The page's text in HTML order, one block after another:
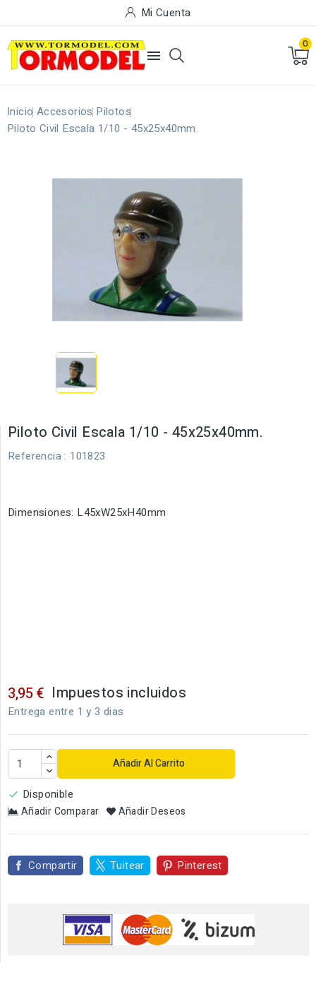
Mi Cuenta

0
Inicio Accesorios Pilotos
Piloto Civil Escala 1/10 - 45x25x40mm.
Piloto Civil Escala 1/10 - 45x25x40mm.
Referencia : 101823
Dimensiones: L45xW25xH40mm
3,95 € Impuestos incluidos
Entrega entre 1 y 3 dias
Añadir Al Carrito
 Disponible
Añadir Comparar Añadir Deseos
Compartir Tuitear Pinterest